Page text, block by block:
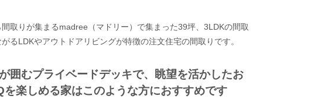
取りが集まるmadree（マドリー）で集まった39坪、3LDKの間取
るLDKやアウトドアリビングが特徴の注文住宅の間取りです。
囲むプライベードデッキで、眺望を活かしたお
を楽しめる家はこのような方におすすめです